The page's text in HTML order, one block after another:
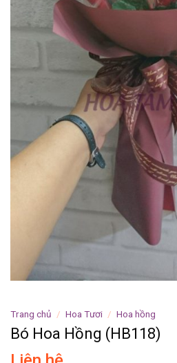
Trang chủ / Hoa Tươi / Hoa hồng
Bó Hoa Hồng (HB118)